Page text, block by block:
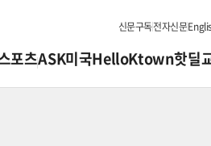
신문구독전자신문
포츠ASK미국HelloKtown핫딜